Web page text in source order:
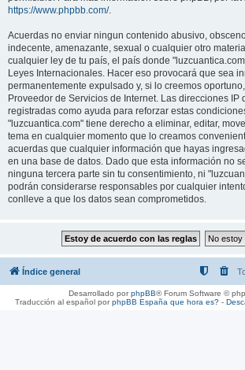
https://www.phpbb.com/.
Acuerdas no enviar ningun contenido abusivo,
indecente, amenazante, sexual o cualquier otro
cualquier ley de tu país, el país donde
Leyes Internacionales. Hacer eso provocará que sea
permanentemente expulsado y, si lo creemos
Proveedor de Servicios de Internet. Las direcciones IP
registradas como ayuda para reforzar estas
"luzcuantica.com" tiene derecho a eliminar, editar,
tema en cualquier momento que lo creamos
acuerdas que cualquier información que hayas
en una base de datos. Dado que esta información no
ninguna tercera parte sin tu consentimiento, ni
podrán considerarse responsables por cualquier
conlleve a que los datos sean comprometidos.
Índice general
Desarrollado porphpBB® Forum Software ©
Traducción al español porphpBB España que hora es?-